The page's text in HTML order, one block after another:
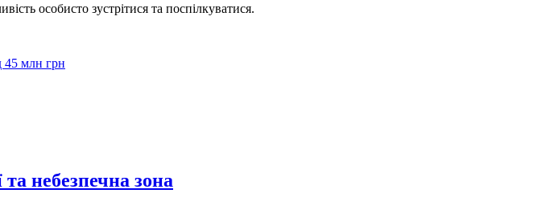
особисто зустрітися та поспілкуватися.
45 млн грн
небезпечна зона